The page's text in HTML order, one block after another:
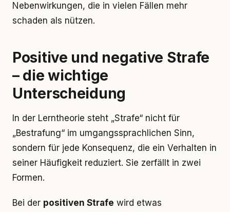
Nebenwirkungen, die in vielen Fällen mehr
schaden als nützen.
Positive und negative Strafe
– die wichtige
Unterscheidung
In der Lerntheorie steht „Strafe“ nicht für
„Bestrafung“ im umgangssprachlichen Sinn,
sondern für jede Konsequenz, die ein Verhalten in
seiner Häufigkeit reduziert. Sie zerfällt in zwei
Formen.
Bei der positiven Strafe wird etwas